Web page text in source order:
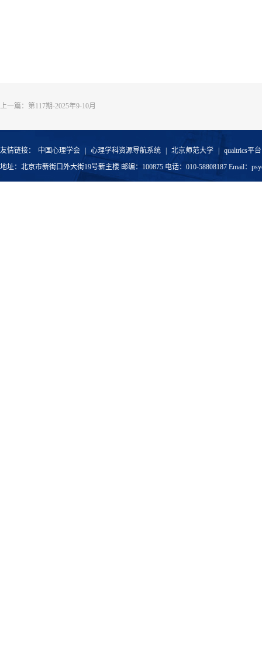
上一篇： 第117期-2025年9-10月
友情链接： 中国心理学会 心理学科资源导航系统 北京师范大学
qualtrics平台
地址：北京市新街口外大街19号新主楼 邮编：100875 电话：010-58808187 Email：